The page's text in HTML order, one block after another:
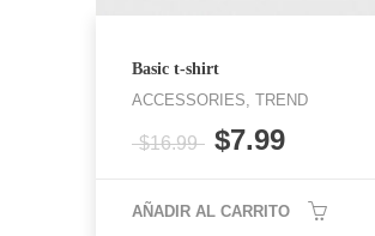
Basic t-shirt
ACCESSORIES, TREND
$16.99 $7.99
AÑADIR AL CARRITO